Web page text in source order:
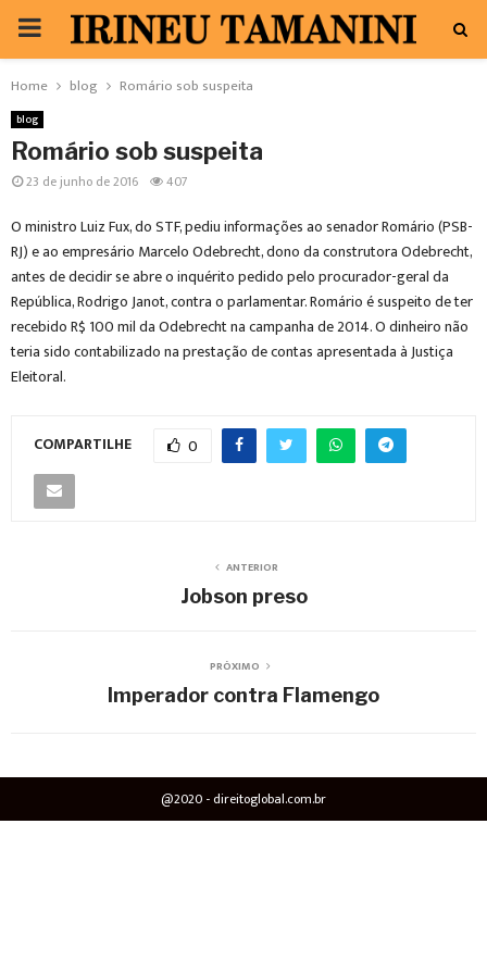
PRIMARY
MENU
Home blog Romário sob suspeita
blog
Romário sob suspeita
23 de junho de 2016 407
O ministro Luiz Fux, do STF, pediu informações ao senador Romário (PSB-
RJ) e ao empresário Marcelo Odebrecht, dono da construtora Odebrecht,
antes de decidir se abre o inquérito pedido pelo procurador-geral da
República, Rodrigo Janot, contra o parlamentar. Romário é suspeito de ter
recebido R$ 100 mil da Odebrecht na campanha de 2014. O dinheiro não
teria sido contabilizado na prestação de contas apresentada à Justiça
Eleitoral.
COMPARTILHE 0
ANTERIOR
Jobson preso
PRÓXIMO
Imperador contra Flamengo
@2020 - direitoglobal.com.br